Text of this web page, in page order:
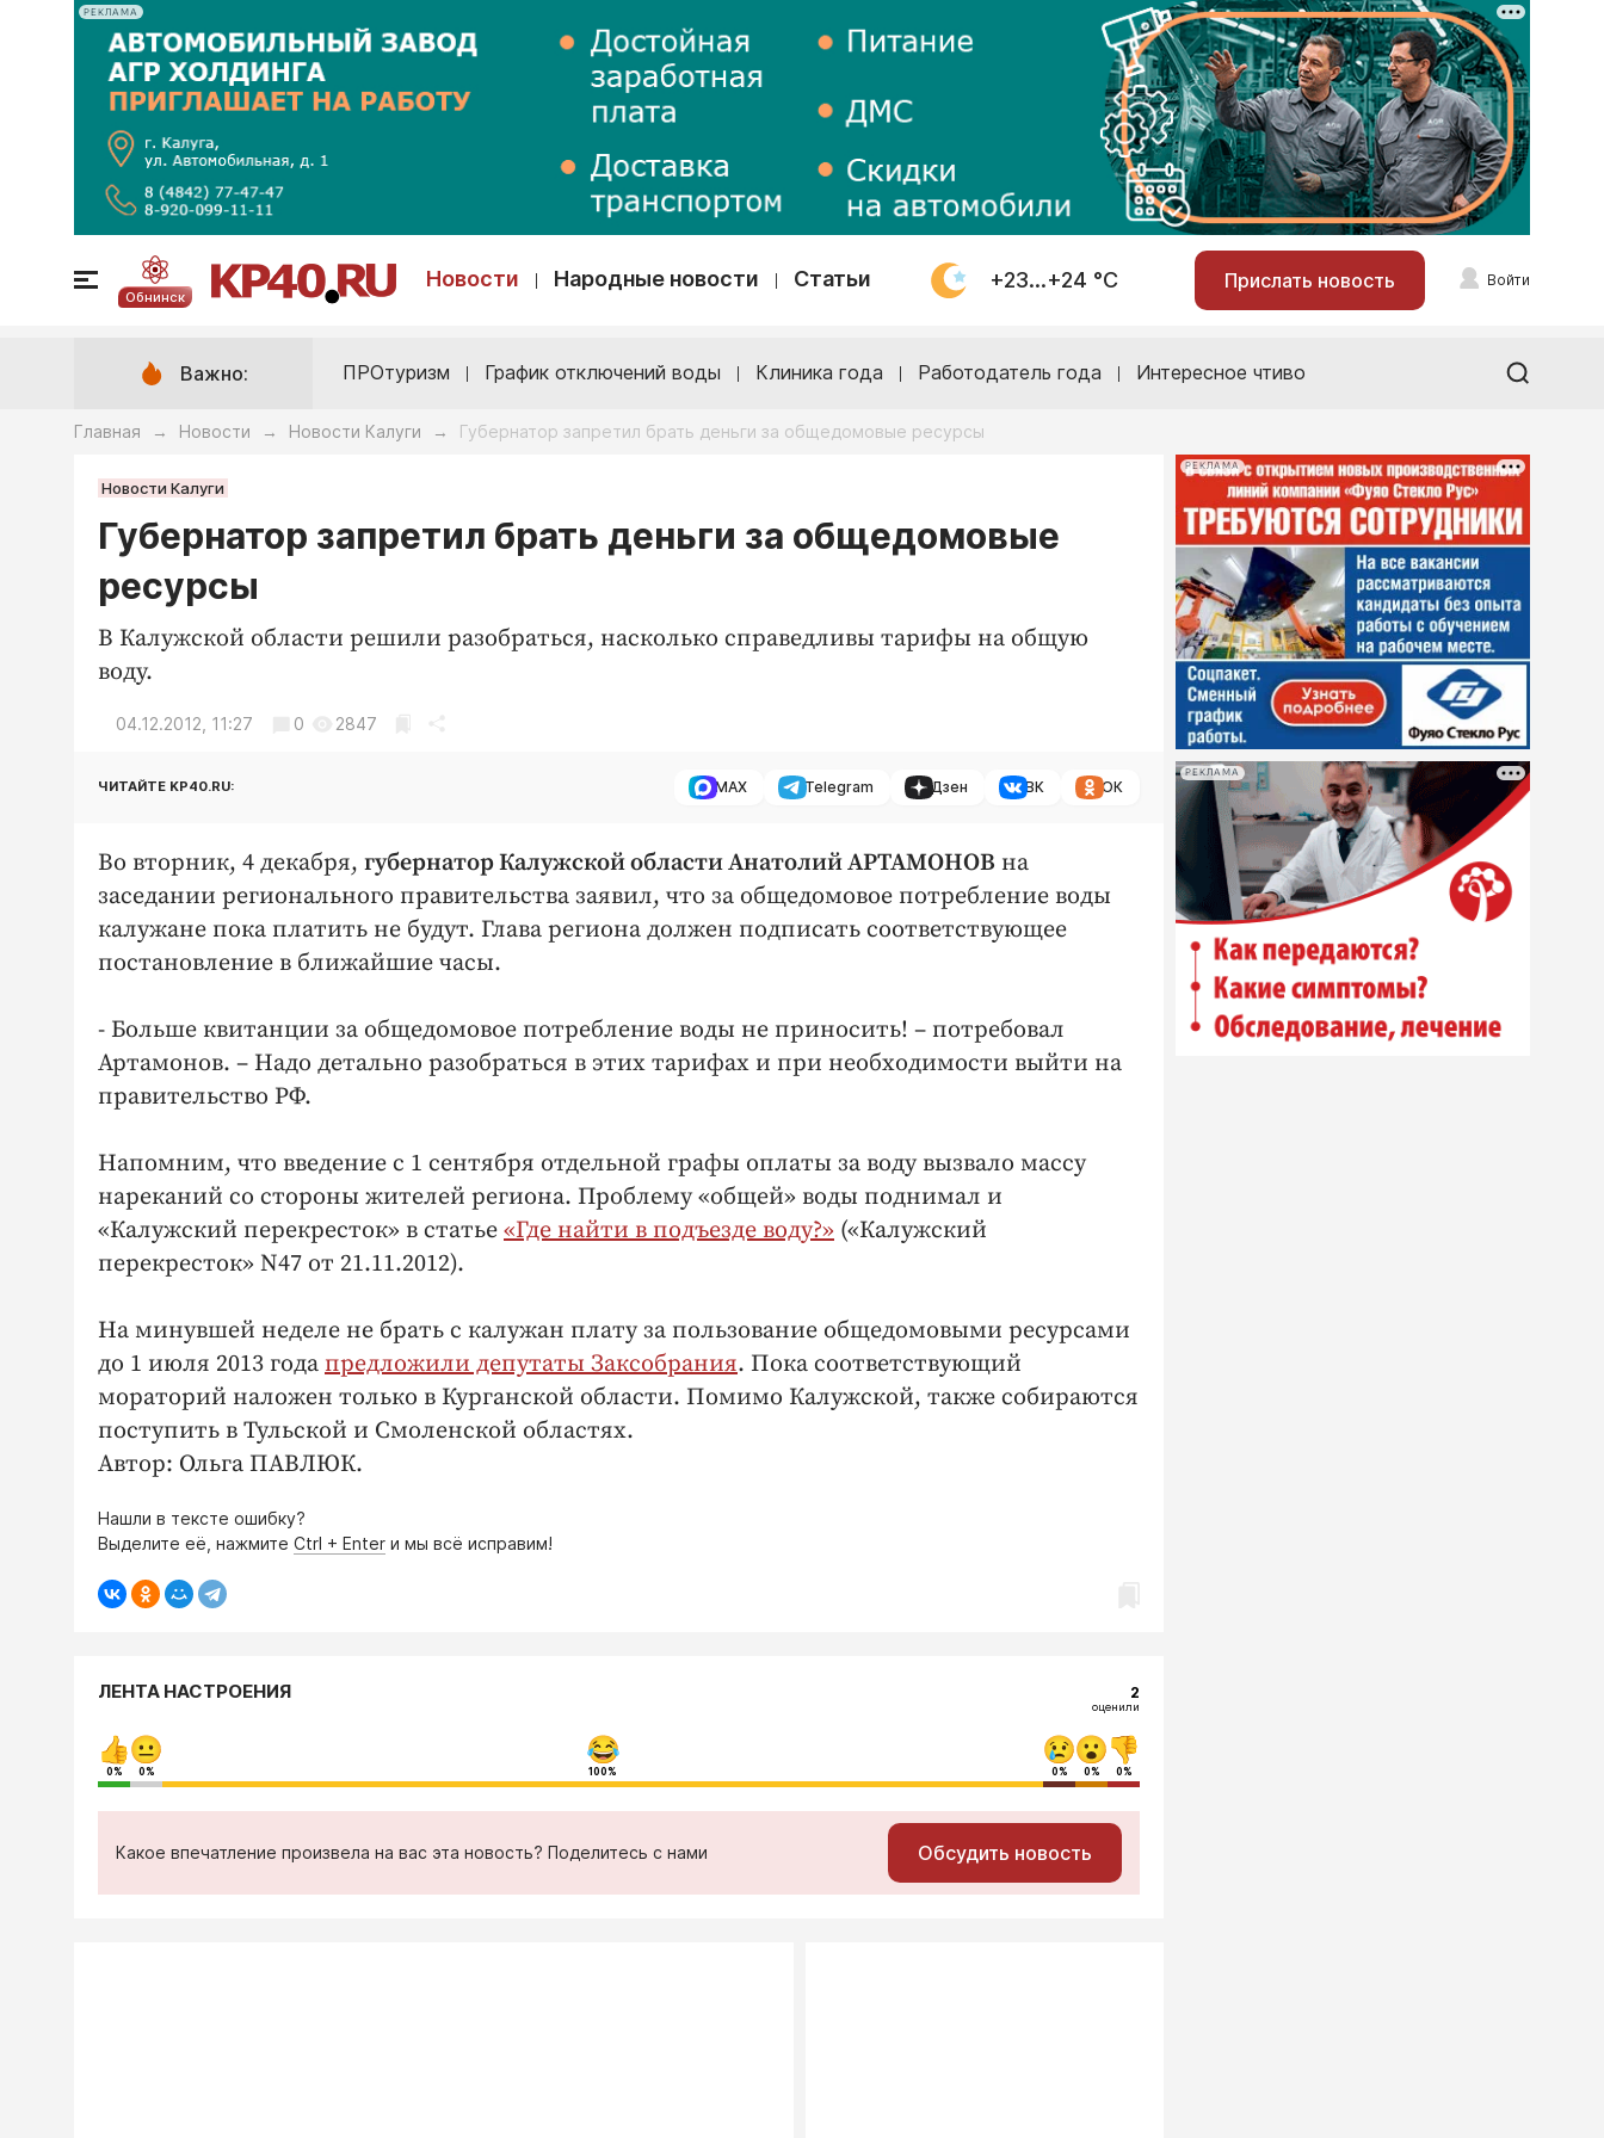
РЕКЛАМА
Обнинск
Новости Народные новости Статьи +23...+24 °С Прислать новость Войти
Важно: ПРОтуризм График отключений воды Клиника года Работодатель года Интересное чтиво
Главная → Новости → Новости Калуги → Губернатор запретил брать деньги за общедомовые ресурсы
Новости Калуги
Губернатор запретил брать деньги за общедомовые
ресурсы
В Калужской области решили разобраться, насколько справедливы тарифы на общую
воду.
04.12.2012, 11:27 0 2847
ЧИТАЙТЕ KP40.RU: MAX Telegram Дзен ВК ОК
Во вторник, 4 декабря, губернатор Калужской области Анатолий АРТАМОНОВ на
заседании регионального правительства заявил, что за общедомовое потребление воды
калужане пока платить не будут. Глава региона должен подписать соответствующее
постановление в ближайшие часы.
- Больше квитанции за общедомовое потребление воды не приносить! – потребовал
Артамонов. – Надо детально разобраться в этих тарифах и при необходимости выйти на
правительство РФ.
Напомним, что введение с 1 сентября отдельной графы оплаты за воду вызвало массу
нареканий со стороны жителей региона. Проблему «общей» воды поднимал и
«Калужский перекресток» в статье «Где найти в подъезде воду?» («Калужский
перекресток» N47 от 21.11.2012).
На минувшей неделе не брать с калужан плату за пользование общедомовыми ресурсами
до 1 июля 2013 года предложили депутаты Заксобрания. Пока соответствующий
мораторий наложен только в Курганской области. Помимо Калужской, также собираются
поступить в Тульской и Смоленской областях.
Автор: Ольга ПАВЛЮК.
Нашли в тексте ошибку?
Выделите её, нажмите Ctrl + Enter и мы всё исправим!
РЕКЛАМА
РЕКЛАМА
ЛЕНТА НАСТРОЕНИЯ 2
оценили
0% 0% 100% 0% 0% 0%
Какое впечатление произвела на вас эта новость? Поделитесь с нами Обсудить новость